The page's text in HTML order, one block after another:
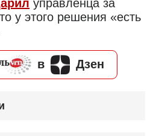
управленца за
у этого решения «есть
в Дзен